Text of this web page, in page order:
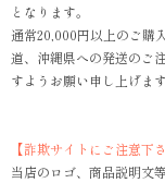
となります。
通常20,000円以上のご購
道、沖縄県への発送のご
すようお願い申し上げます
【詐欺サイトにご注意下さ
当店のロゴ、商品説明文